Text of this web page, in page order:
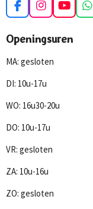
F
a
e
o
k
I
n
t
g
a
Y
o
T
W
h
Openingsuren
MA: gesloten
DI: 10u-17u
WO: 16u30-20u
DO: 10u-17u
VR: gesloten
ZA: 10u-16u
ZO: gesloten